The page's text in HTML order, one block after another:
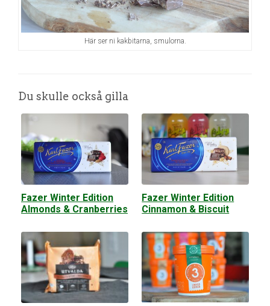
Här ser ni kakbitarna, smulorna.
Du skulle också gilla
Fazer Winter Edition
Almonds & Cranberries
Fazer Winter Edition
Cinnamon & Biscuit